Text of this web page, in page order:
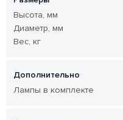
Высота, мм
Диаметр, мм
Вес, кг
Дополнительно
Лампы в комплекте